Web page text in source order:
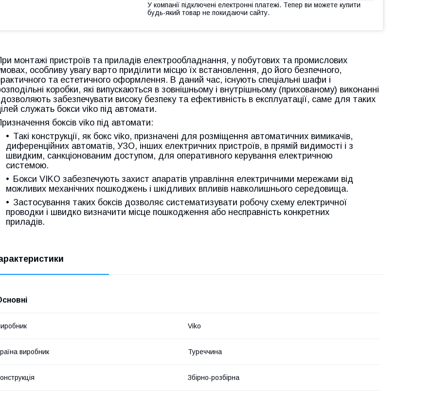
У компанії підключені електронні платежі. Тепер ви можете купити
будь-який товар не покидаючи сайту.
монтажі пристроїв та приладів електрообладнання, у побутових та промислових
особливу увагу варто приділити місцю їх встановлення, до його безпечного,
та естетичного оформлення. В даний час, існують спеціальні шафи і
коробки, які випускаються в зовнішньому і внутрішньому (прихованому) виконанні
дозволяють забезпечувати високу безпеку та ефективність в експлуатації, саме для таких
служать бокси viko під автомати.
боксів viko під автомати:
Такі конструкції, як бокс viko, призначені для розміщення автоматичних вимикачів,
диференційних автоматів, УЗО, інших електричних пристроїв, в прямій видимості і з
швидким, санкціонованим доступом, для оперативного керування електричною
системою.
Бокси VIKO забезпечують захист апаратів управління електричними мережами від
можливих механічних пошкоджень і шкідливих впливів навколишнього середовища.
Застосування таких боксів дозволяє систематизувати робочу схему електричної
проводки і швидко визначити місце пошкодження або несправність конкретних
приладів.
Viko
виробник Туреччина
Збірно-розбірна